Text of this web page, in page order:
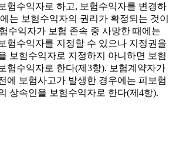
험수익자로 하고, 보험수익자를 변경하
는 보험수익자의 권리가 확정되는 것이
수익자가 보험 존속 중 사망한 때에는
험수익자를 지정할 수 있으나 지정권을
보험수익자로 지정하지 아니하면 보험
험수익자로 한다(제3항). 보험계약자가
에 보험사고가 발생한 경우에는 피보험
상속인을 보험수익자로 한다(제4항).